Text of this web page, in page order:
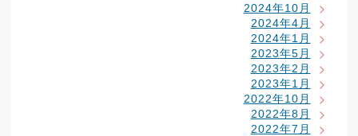
2024年10月
2024年4月
2024年1月
2023年5月
2023年2月
2023年1月
2022年10月
2022年8月
2022年7月